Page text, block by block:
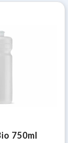
750ml